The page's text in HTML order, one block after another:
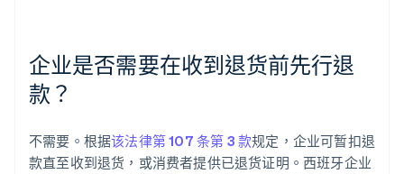
企业是否需要在收到退货前先行退
款？
不需要。根据该法律第 107 条第 3 款规定，企业可暂扣退
款直至收到退货，或消费者提供已退货证明。西班牙企业